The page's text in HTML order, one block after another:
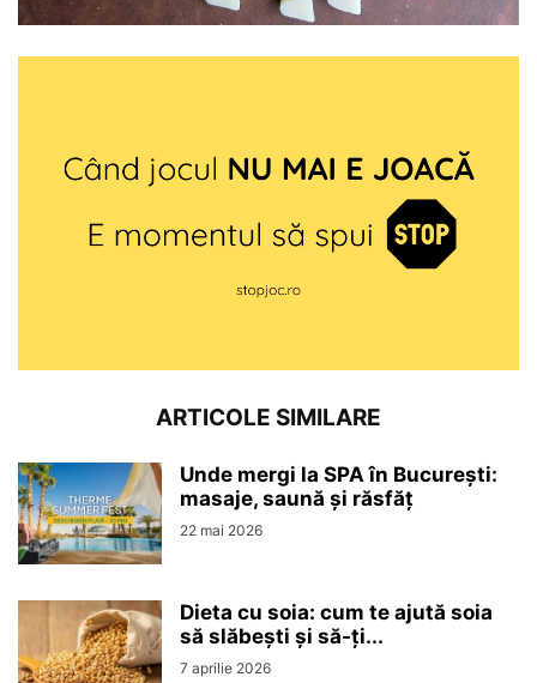
ARTICOLE SIMILARE
Unde mergi la SPA în București:
masaje, saună și răsfăț
22 mai 2026
Dieta cu soia: cum te ajută soia
să slăbești și să-ți...
7 aprilie 2026